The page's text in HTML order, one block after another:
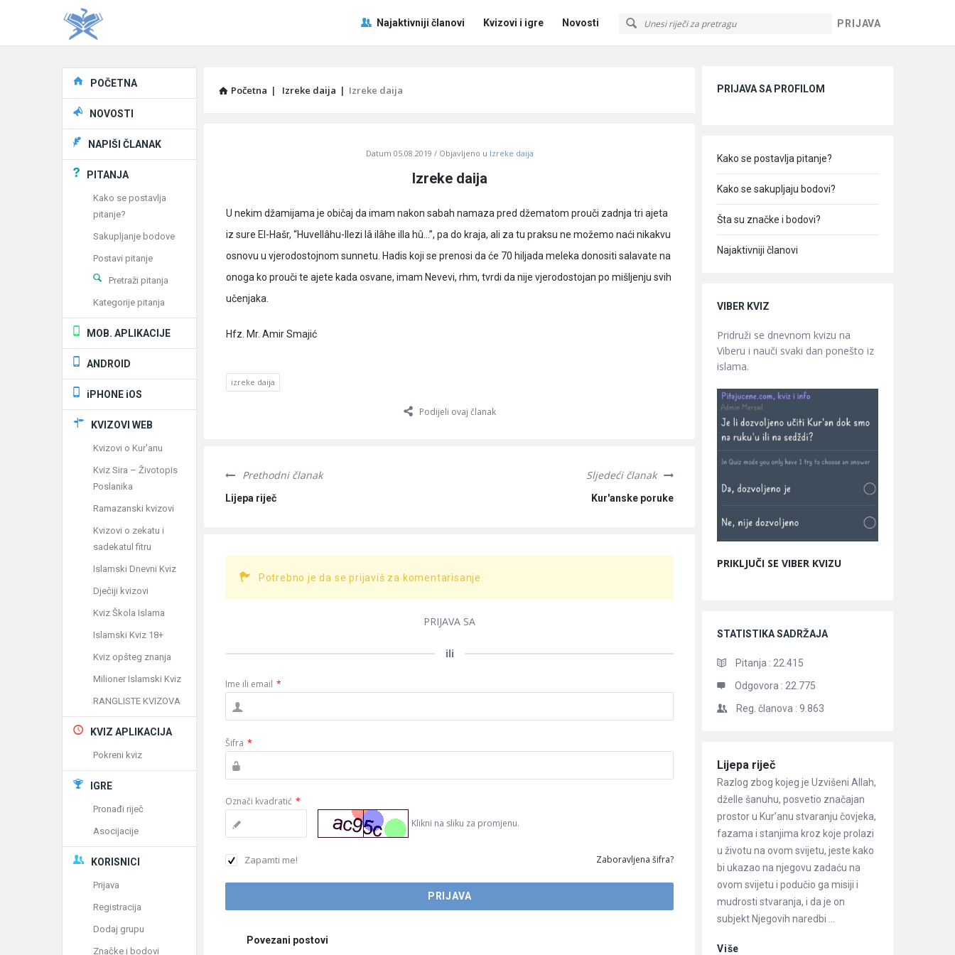
PRIJAVA
Pitaj
Učene
Navigacija
Najaktivniji članovi Kvizovi i igre Novosti
Početna | Izreke daija | Izreke daija
Latest
Articles
Datum 05.08.2019 Objavljeno u Izreke daija
Izreke daija
U nekim džamijama je običaj da imam nakon sabah namaza pred džematom prouči zadnja tri ajeta
iz sure El-Hašr, “Huvellâhu-llezi lâ ilâhe illa hû…”, pa do kraja, ali za tu praksu ne možemo naći nikakvu
osnovu u vjerodostojnom sunnetu. Hadis koji se prenosi da će 70 hiljada meleka donositi salavate na
onoga ko prouči te ajete kada osvane, imam Nevevi, rhm, tvrdi da nije vjerodostojan po mišljenju svih
učenjaka.
Hfz. Mr. Amir Smajić
izreke daija
Podijeli ovaj članak
Prethodni članak
Lijepa riječ
Sljedeći članak
Kur'anske poruke
Potrebno je da se prijaviš za komentarisanje.
PRIJAVA SA
ili
Ime ili email *
Šifra *
Označi kvadratić *
Klikni na sliku za promjenu.
Zapamti me! Zaboravljena šifra?
Povezani postovi
PRIJAVA SA PROFILOM
Kako se postavlja pitanje?
Kako se sakupljaju bodovi?
Šta su značke i bodovi?
Najaktivniji članovi
VIBER KVIZ
Pridruži se dnevnom kvizu na
Viberu i nauči svaki dan ponešto iz
islama.
PRIKLJUČI SE VIBER KVIZU
STATISTIKA SADRŽAJA
Pitanja : 22.415
Odgovora : 22.775
Reg. članova : 9.863
Članci
Lijepa riječ
Razlog zbog kojeg je Uzvišeni Allah,
dželle šanuhu, posvetio značajan
prostor u Kur’anu stvaranju čovjeka,
fazama i stanjima kroz koje prolazi
u životu na ovom svijetu, jeste kako
bi ukazao na njegovu zadaću na
ovom svijetu i podučio ga misiji i
mudrosti stvaranja, i da je on
subjekt Njegovih naredbi ...
Više
Explore
POČETNA
NOVOSTI
NAPIŠI ČLANAK
PITANJA
Kako se postavlja
pitanje?
Sakupljanje bodove
Postavi pitanje
Pretraži pitanja
Kategorije pitanja
MOB. APLIKACIJE
ANDROID
iPHONE iOS
KVIZOVI WEB
Kvizovi o Kur'anu
Kviz Sira – Životopis
Poslanika
Ramazanski kvizovi
Kvizovi o zekatu i
sadekatul fitru
Islamski Dnevni Kviz
Dječiji kvizovi
Kviz Škola Islama
Islamski Kviz 18+
Kviz opšteg znanja
Milioner Islamski Kviz
RANGLISTE KVIZOVA
KVIZ APLIKACIJA
Pokreni kviz
IGRE
Pronađi riječ
Asocijacije
KORISNICI
Prijava
Registracija
Dodaj grupu
Značke i bodovi